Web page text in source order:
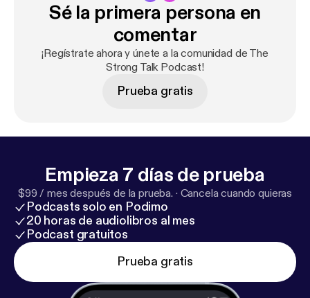
Sé la primera persona en
comentar
¡Regístrate ahora y únete a la comunidad de The
Strong Talk Podcast!
Prueba gratis
Empieza 7 días de prueba
$99 / mes después de la prueba. · Cancela cuando quieras
Podcasts solo en Podimo
20 horas de audiolibros al mes
Podcast gratuitos
Prueba gratis